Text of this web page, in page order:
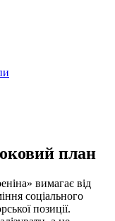
план
вимагає від
соціального
позиції.